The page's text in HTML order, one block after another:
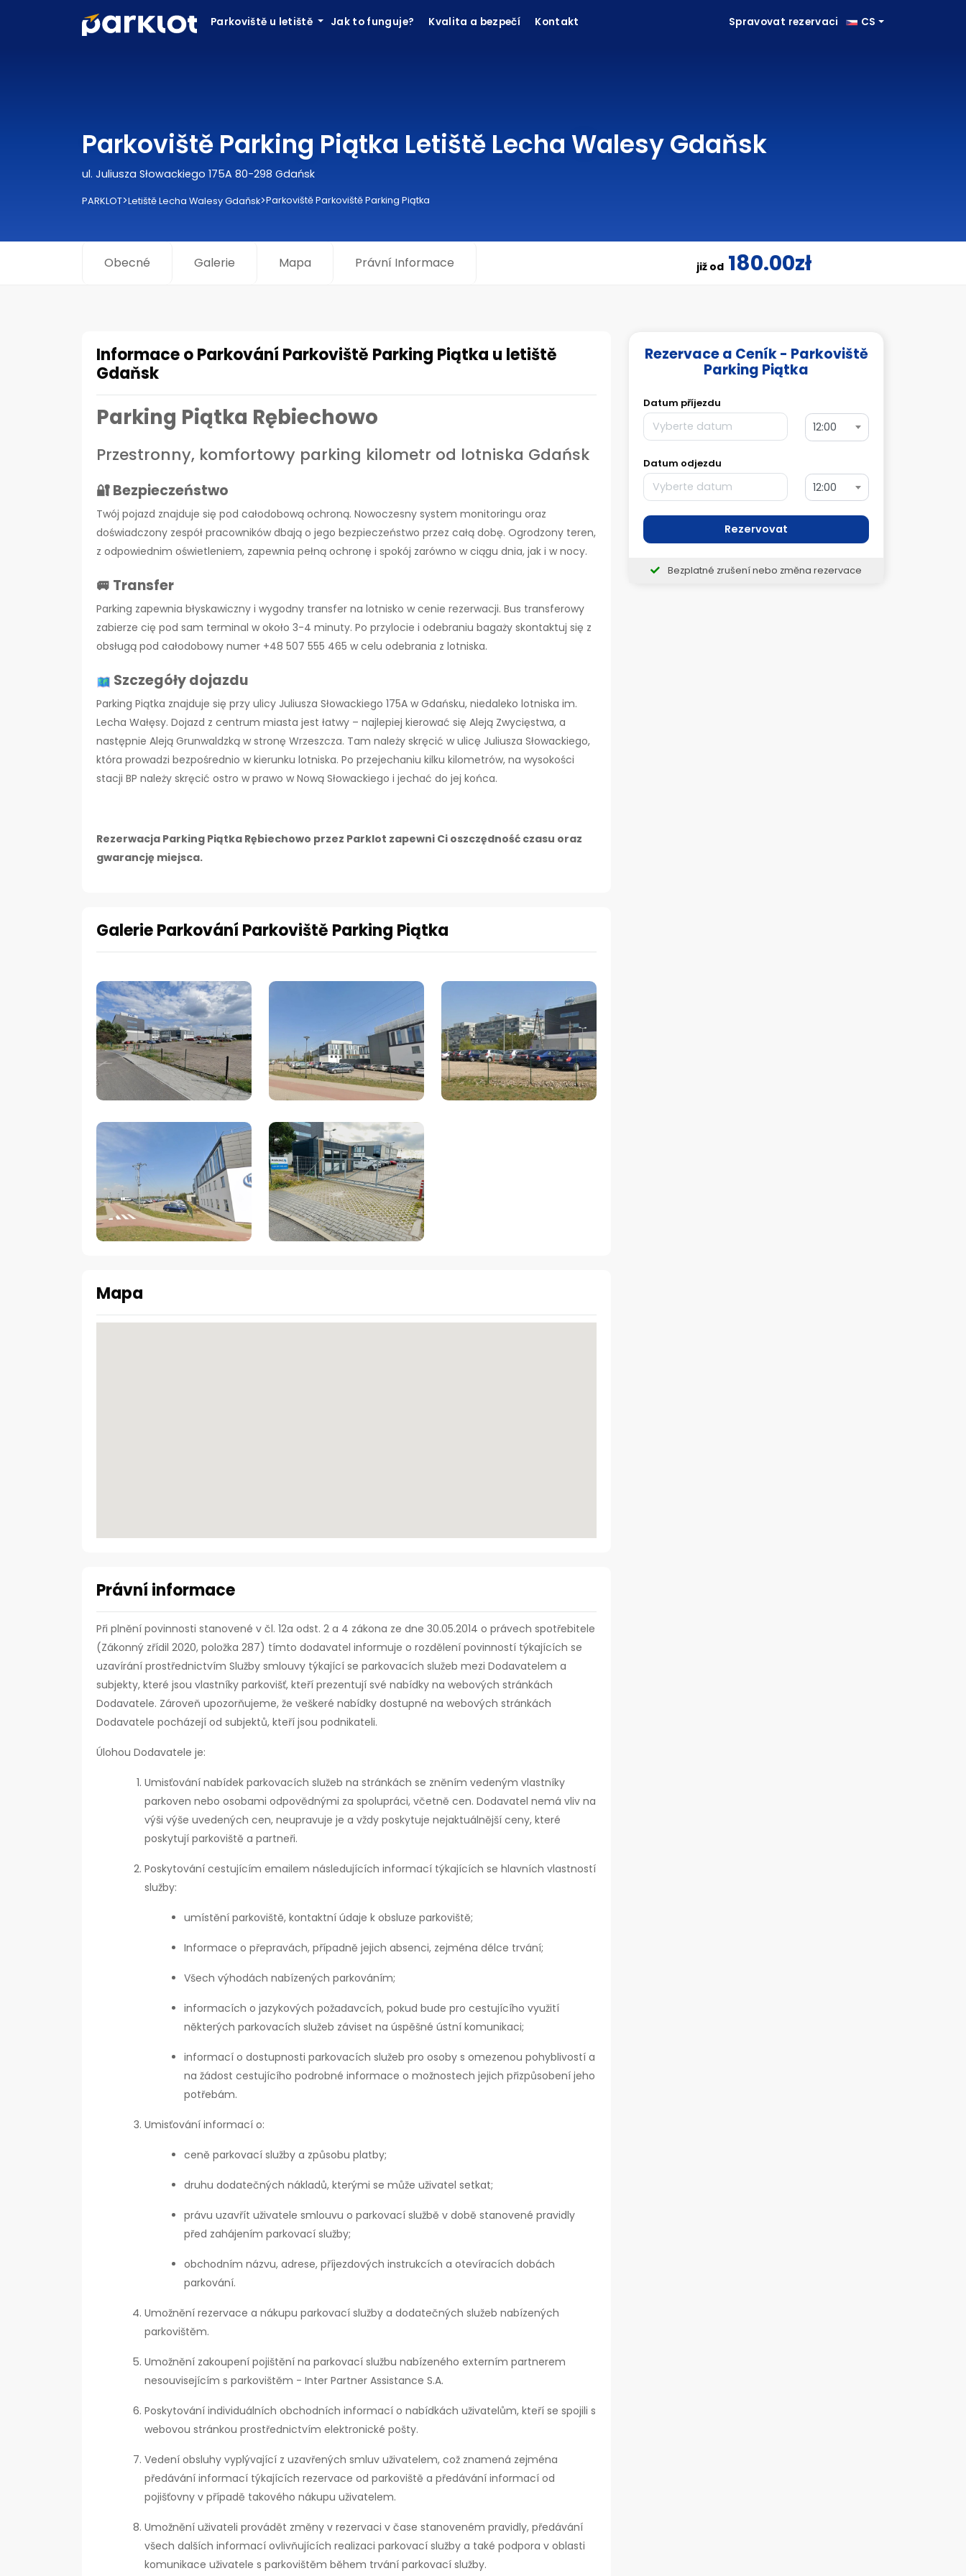
Parkoviště u letiště Jak to funguje? Kvalita a bezpečí Kontakt Spravovat rezervaci CS
Parkoviště Parking Piątka Letiště Lecha Walesy Gdaňsk
ul. Juliusza Słowackiego 175A 80-298 Gdańsk
PARKLOT>Letiště Lecha Walesy Gdaňsk>Parkoviště Parkoviště Parking Piątka
Obecné Galerie Mapa Právní Informace již od 180.00zł
Informace o Parkování Parkoviště Parking Piątka u letiště
Gdaňsk
Parking Piątka Rębiechowo
Przestronny, komfortowy parking kilometr od lotniska Gdańsk
🔐 Bezpieczeństwo
Twój pojazd znajduje się pod całodobową ochroną. Nowoczesny system monitoringu oraz
doświadczony zespół pracowników dbają o jego bezpieczeństwo przez całą dobę. Ogrodzony teren,
z odpowiednim oświetleniem, zapewnia pełną ochronę i spokój zarówno w ciągu dnia, jak i w nocy.
🚐 Transfer
Parking zapewnia błyskawiczny i wygodny transfer na lotnisko w cenie rezerwacji. Bus transferowy
zabierze cię pod sam terminal w około 3-4 minuty. Po przylocie i odebraniu bagaży skontaktuj się z
obsługą pod całodobowy numer +48 507 555 465 w celu odebrania z lotniska.
Szczegóły dojazdu
Parking Piątka znajduje się przy ulicy Juliusza Słowackiego 175A w Gdańsku, niedaleko lotniska im.
Lecha Wałęsy. Dojazd z centrum miasta jest łatwy – najlepiej kierować się Aleją Zwycięstwa, a
następnie Aleją Grunwaldzką w stronę Wrzeszcza. Tam należy skręcić w ulicę Juliusza Słowackiego,
która prowadzi bezpośrednio w kierunku lotniska. Po przejechaniu kilku kilometrów, na wysokości
stacji BP należy skręcić ostro w prawo w Nową Słowackiego i jechać do jej końca.
Rezerwacja Parking Piątka Rębiechowo przez Parklot zapewni Ci oszczędność czasu oraz
gwarancję miejsca.
Galerie Parkování Parkoviště Parking Piątka
Mapa
Právní informace
Při plnění povinnosti stanovené v čl. 12a odst. 2 a 4 zákona ze dne 30.05.2014 o právech spotřebitele
(Zákonný zřídil 2020, položka 287) tímto dodavatel informuje o rozdělení povinností týkajících se
uzavírání prostřednictvím Služby smlouvy týkající se parkovacích služeb mezi Dodavatelem a
subjekty, které jsou vlastníky parkovišť, kteří prezentují své nabídky na webových stránkách
Dodavatele. Zároveň upozorňujeme, že veškeré nabídky dostupné na webových stránkách
Dodavatele pocházejí od subjektů, kteří jsou podnikateli.
Úlohou Dodavatele je:
Umisťování nabídek parkovacích služeb na stránkách se zněním vedeným vlastníky
parkoven nebo osobami odpovědnými za spolupráci, včetně cen. Dodavatel nemá vliv na
výši výše uvedených cen, neupravuje je a vždy poskytuje nejaktuálnější ceny, které
poskytují parkoviště a partneři.
Poskytování cestujícím emailem následujících informací týkajících se hlavních vlastností
služby:
umístění parkoviště, kontaktní údaje k obsluze parkoviště;
Informace o přepravách, případně jejich absenci, zejména délce trvání;
Všech výhodách nabízených parkováním;
informacích o jazykových požadavcích, pokud bude pro cestujícího využití
některých parkovacích služeb záviset na úspěšné ústní komunikaci;
informací o dostupnosti parkovacích služeb pro osoby s omezenou pohyblivostí a
na žádost cestujícího podrobné informace o možnostech jejich přizpůsobení jeho
potřebám.
Umisťování informací o:
ceně parkovací služby a způsobu platby;
druhu dodatečných nákladů, kterými se může uživatel setkat;
právu uzavřít uživatele smlouvu o parkovací službě v době stanovené pravidly
před zahájením parkovací služby;
obchodním názvu, adrese, příjezdových instrukcích a otevíracích dobách
parkování.
Umožnění rezervace a nákupu parkovací služby a dodatečných služeb nabízených
parkovištěm.
Umožnění zakoupení pojištění na parkovací službu nabízeného externím partnerem
nesouvisejícím s parkovištěm - Inter Partner Assistance S.A.
Poskytování individuálních obchodních informací o nabídkách uživatelům, kteří se spojili s
webovou stránkou prostřednictvím elektronické pošty.
Vedení obsluhy vyplývající z uzavřených smluv uživatelem, což znamená zejména
předávání informací týkajících rezervace od parkoviště a předávání informací od
pojišťovny v případě takového nákupu uživatelem.
Umožnění uživateli provádět změny v rezervaci v čase stanoveném pravidly, předávání
všech dalších informací ovlivňujících realizaci parkovací služby a také podpora v oblasti
komunikace uživatele s parkovištěm během trvání parkovací služby.
Rezervace a Ceník - Parkoviště
Parking Piątka
Datum příjezdu
12:00
Datum odjezdu
12:00
Rezervovat
Bezplatné zrušení nebo změna rezervace